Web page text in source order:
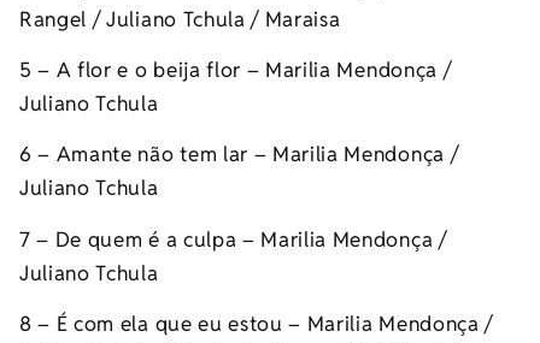
Rangel / Juliano Tchula / Maraisa
5 – A flor e o beija flor – Marilia Mendonça /
Juliano Tchula
6 – Amante não tem lar – Marilia Mendonça /
Juliano Tchula
7 – De quem é a culpa – Marilia Mendonça /
Juliano Tchula
8 – É com ela que eu estou – Marilia Mendonça /